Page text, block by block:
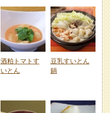
酒粕トマトす
いとん
豆乳すいとん
鍋